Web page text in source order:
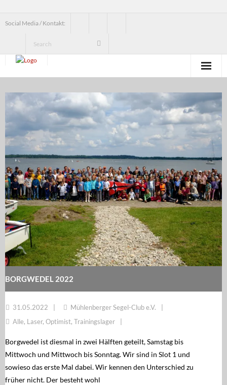
Social Media / Kontakt:
Verein
Jugend
Erwachsenensegeln
Seesegeln
Segelbundesliga
Regatten
MSC Shop
MSC Racing Team is coming
BORGWEDEL 2022
31.05.2022
Mühlenberger Segel-Club e.V.
Alle, Laser, Optimist, Trainingslager
Borgwedel ist diesmal in zwei Hälften geteilt, Samstag bis
Mittwoch und Mittwoch bis Sonntag. Wir sind in Slot 1 und
sowieso das erste Mal dabei. Wir kennen den Unterschied zu
früher nicht. Der besteht wohl